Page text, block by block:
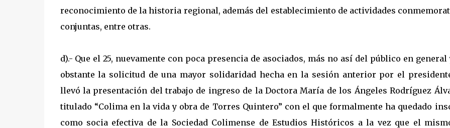
reconocimiento de la historia regional, además del establecimiento de actividades
conjuntas, entre otras.
d).- Que el 25, nuevamente con poca presencia de asociados, más no así del público en general
obstante la solicitud de una mayor solidaridad hecha en la sesión anterior por el
llevó la presentación del trabajo de ingreso de la Doctora María de los Ángeles Rodríguez
titulado “Colima en la vida y obra de Torres Quintero” con el que formalmente ha quedado
como socia efectiva de la Sociedad Colimense de Estudios Históricos a la vez que el